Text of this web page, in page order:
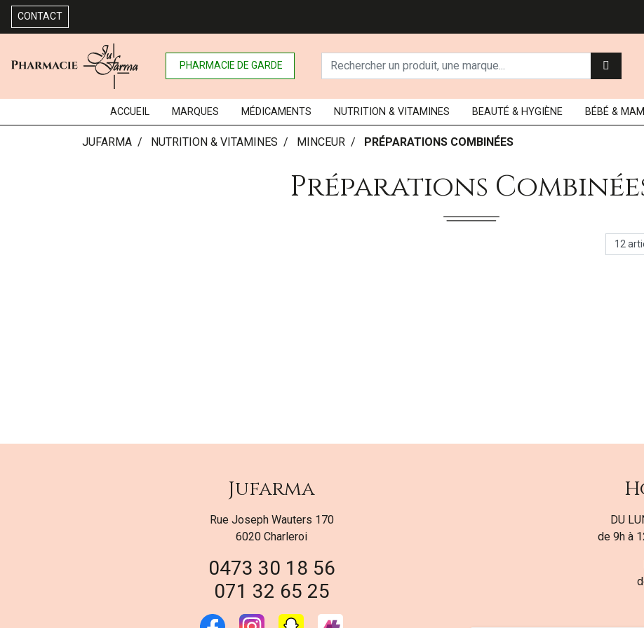
CONTACT
PHARMACIE DE GARDE
ACCUEIL MARQUES MÉDICAMENTS NUTRITION & VITAMINES BEAUTÉ & HYGIÈNE BÉBÉ &
JUFARMA NUTRITION & VITAMINES MINCEUR PRÉPARATIONS COMBINÉES
Préparations
Jufarma
Rue Joseph Wauters 170
6020 Charleroi
0473 30 18 56
071 32 65 25
DU
de 9h à